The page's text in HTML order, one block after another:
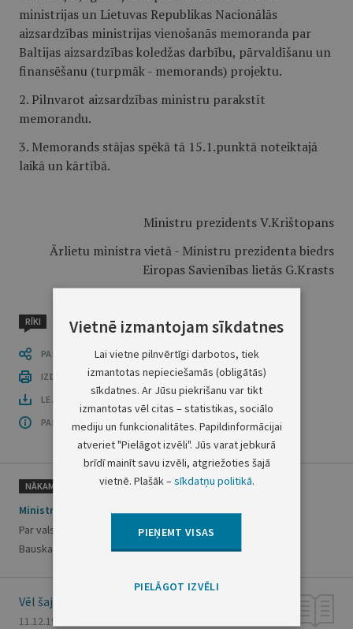
ministrijas un Lietuvas Republikas Nacionālās
aizsardzības ministrijas vienošanās memoranda par
Baltijas aizsardzības koledžas darbību, pārvaldīšanu un
finansēšanu (turpmāk - memorands) projektu.
2. Pilnvarot aizsardzības ministru parakstīt
memorandu.
3. Memorands stājas spēkā tā 15.1.punktā noteiktajā
laikā un kārtībā.
Ministru prezidents V.Krištopans
Ārlietu ministra vietā - Ministru prezidenta biedrs
Eiropas Savienības lietās G.Krasts
RĪKI
PASTĀSTI CITIEM
IZDRUKĀT PUBLIKĀCIJU
LEJUPLĀDĒT LAIDIENU (PDF)
PAR OFICIĀLO IZDEVUMU
NĀKAMAIS
Ministru kabineta rīkojums Nr. 582
Par valsts nekustamā īpašuma "Kaucmindes pils" nodošanu
Bauskas rajona Rundāles pagasta pašvaldības īpašumā
Vēl šajā numurā
11.12.1998., Nr. 367/368
Vietnē izmantojam sīkdatnes
Lai vietne pilnvērtīgi darbotos, tiek
izmantotas nepieciešamās (obligātās)
sīkdatnes. Ar Jūsu piekrišanu var tikt
izmantotas vēl citas – statistikas, sociālo
mediju un funkcionalitātes. Papildinformācijai
atveriet "Pielāgot izvēli". Jūs varat jebkurā
brīdī mainīt savu izvēli, atgriežoties šajā
vietnē. Plašāk –sīkdatņu politikā.
PIEŅEMT VISAS
PIELĀGOT IZVĒLI